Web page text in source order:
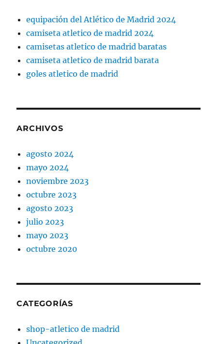
equipación del Atlético de Madrid 2024
camiseta atletico de madrid 2024
camisetas atletico de madrid baratas
camiseta atletico de madrid barata
goles atletico de madrid
ARCHIVOS
agosto 2024
mayo 2024
noviembre 2023
octubre 2023
agosto 2023
julio 2023
mayo 2023
octubre 2020
CATEGORÍAS
shop-atletico de madrid